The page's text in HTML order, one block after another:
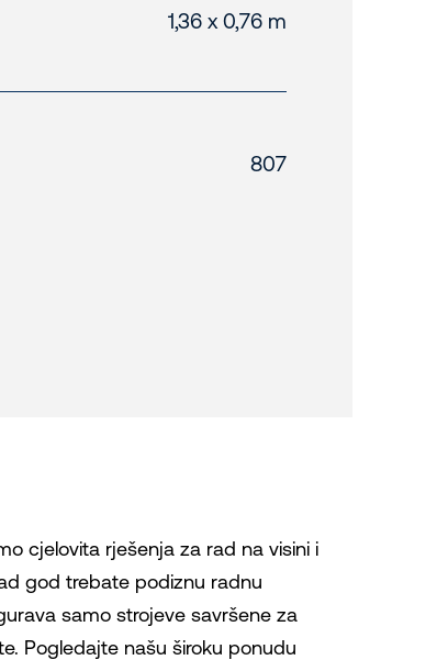
1,36 x 0,76 m
807
cjelovita rješenja za rad na visini i
god trebate podiznu radnu
samo strojeve savršene za
Pogledajte našu široku ponudu